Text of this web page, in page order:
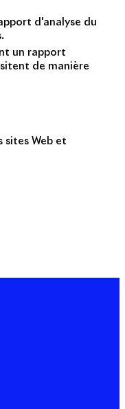
d'analyse du
un rapport
de manière
sites Web et